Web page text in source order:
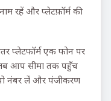
रहें और प्लेटफ़ॉर्म की
प्लेटफॉर्म एक फोन पर
आप सीमा तक पहुँच
नंबर लें और पंजीकरण